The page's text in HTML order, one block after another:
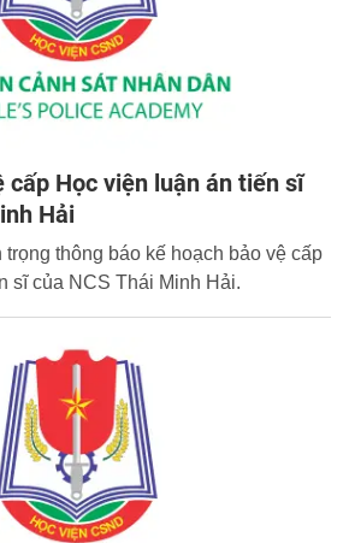
cấp Học viện luận án tiến sĩ
Hải
trọng thông báo kế hoạch bảo vệ cấp
sĩ của NCS Thái Minh Hải.